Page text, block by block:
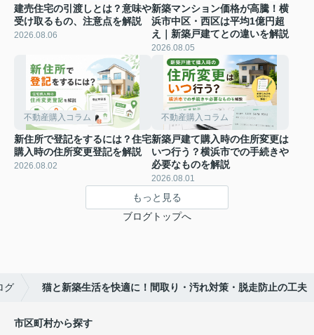
建売住宅の引渡しとは？意味や
受け取るもの、注意点を解説
2026.08.06
新築マンション価格が高騰！横
浜市中区・西区は平均1億円超
え｜新築戸建てとの違いを解説
2026.08.05
不動産購入コラム
新住所で登記をするには？住宅
購入時の住所変更登記を解説
2026.08.02
不動産購入コラム
新築戸建て購入時の住所変更は
いつ行う？横浜市での手続きや
必要なものを解説
2026.08.01
もっと見る
ブログトップへ
グ 猫と新築生活を快適に！間取り・汚れ対策・脱走防止の工夫
市区町村から探す